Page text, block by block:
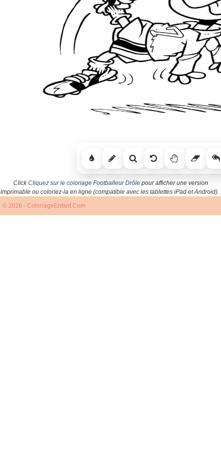
ClickCliquez sur le coloriage Footballeur Drôlepour afficher une version
imprimable ou coloriez-la en ligne (compatible avec les tablettes iPad et Android).
© 2026 - ColoriageEnfant.Com